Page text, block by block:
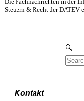
Die Fachnachrichten in der
Steuern & Recht der DATEV
Kontakt